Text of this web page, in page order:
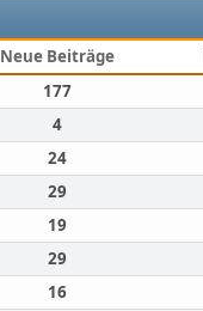
Neue Beiträge
177
4
24
29
19
29
16